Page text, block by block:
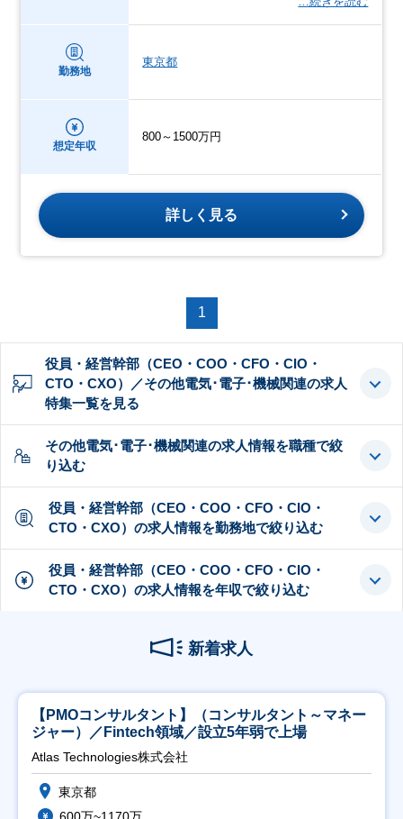
勤務地
東京都
想定年収
800～1500万円
詳しく見る
1
役員・経営幹部（CEO・COO・CFO・CIO・
CTO・CXO）／その他電気･電子･機械関連の求人
特集一覧を見る
その他電気･電子･機械関連の求人情報を職種で絞
り込む
役員・経営幹部（CEO・COO・CFO・CIO・
CTO・CXO）の求人情報を勤務地で絞り込む
役員・経営幹部（CEO・COO・CFO・CIO・
CTO・CXO）の求人情報を年収で絞り込む
新着求人
【PMOコンサルタント】（コンサルタント～マネー
ジャー）／Fintech領域／設立5年弱で上場
Atlas Technologies株式会社
東京都
600万~1170万